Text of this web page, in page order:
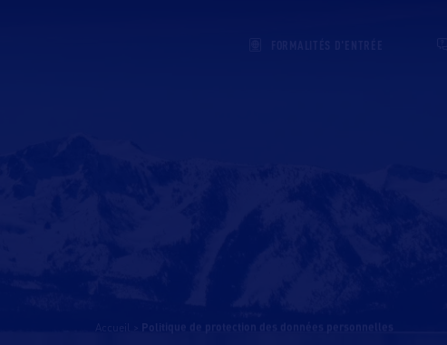
politique de protection des données personnelles